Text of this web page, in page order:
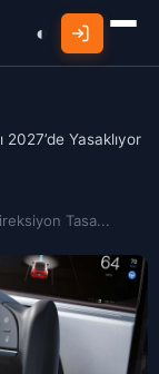
2027’de Yasaklıyor
Tasa...